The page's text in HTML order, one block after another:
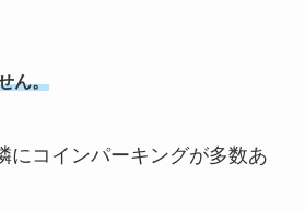
ん。
にコインパーキングが多数あ